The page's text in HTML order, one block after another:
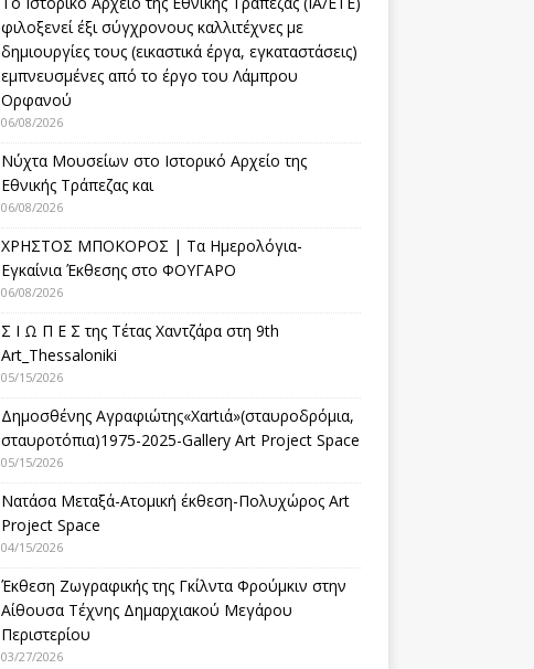
φιλοξενεί έξι σύγχρονους καλλιτέχνες με
δημιουργίες τους (εικαστικά έργα, εγκαταστάσεις)
εμπνευσμένες από το έργο του Λάμπρου
Ορφανού
06/08/2026
Νύχτα Μουσείων στο Ιστορικό Αρχείο της
Εθνικής Τράπεζας και
06/08/2026
ΧΡΗΣΤΟΣ ΜΠΟΚΟΡΟΣ | Τα Ημερολόγια-
Εγκαίνια Έκθεσης στο ΦΟΥΓΑΡΟ
06/08/2026
Σ Ι Ω Π Ε Σ της Τέτας Χαντζάρα στη 9th
Art_Thessaloniki
05/15/2026
Δημοσθένης Αγραφιώτης«Xαrtιά»(σταυροδρόμια,
σταυροτόπια)1975-2025-Gallery Art Project Space
05/15/2026
Νατάσα Μεταξά-Ατομική έκθεση-Πολυχώρος Art
Project Space
04/15/2026
Έκθεση Ζωγραφικής της Γκίλντα Φρούμκιν στην
Αίθουσα Τέχνης Δημαρχιακού Μεγάρου
Περιστερίου
03/27/2026